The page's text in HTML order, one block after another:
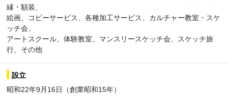
縁・額装、
絵画、コピーサービス、各種加工サービス、カルチャー教室・スケ
ッチ会、
アートスクール、体験教室、マンスリースケッチ会、スケッチ旅
行、その他
設立
昭和22年9月16日（創業昭和15年）